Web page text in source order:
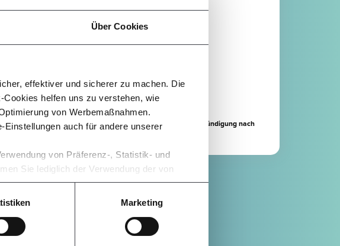
Über Cookies
effektiver und sicherer zu machen. Die
helfen uns zu verstehen, wie
von Werbemaßnahmen.
auch für andere unserer
von Präferenz-, Statistik- und
Sie lediglich der Verwendung der von
Cookie-Einstellungen können Sie jederzeit
abändern. Hier finden Sie unsere
Marketing
Jahresabo
MODELL WÄHLEN
nutzen Optica OWL bis zum 31.08.2026 kostenfrei. Bei Kündigung nach
erfolgt die erste Abbuchung zum 15.09.2026.